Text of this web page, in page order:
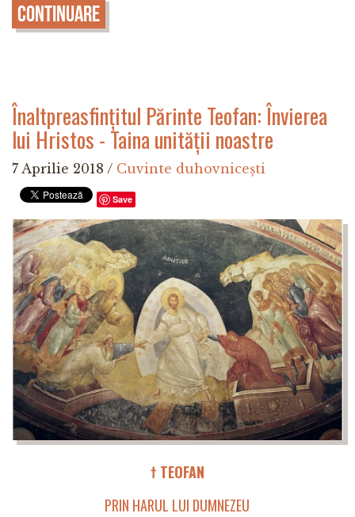
Continuare
Înaltpreasfințitul Părinte Teofan: Învierea
lui Hristos - Taina unității noastre
7 Aprilie 2018 / Cuvinte duhovnicești
Save
† TEOFAN
PRIN HARUL LUI DUMNEZEU